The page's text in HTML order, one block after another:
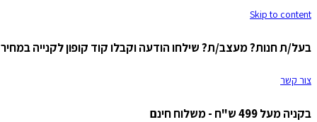
Skip to content
בעל/ת חנות? מעצב/ת? שילחו הודעה וקבלו קוד קופון לקנייה במחיר
צור קשר
בקניה מעל 499 ש"ח - משלוח חינם